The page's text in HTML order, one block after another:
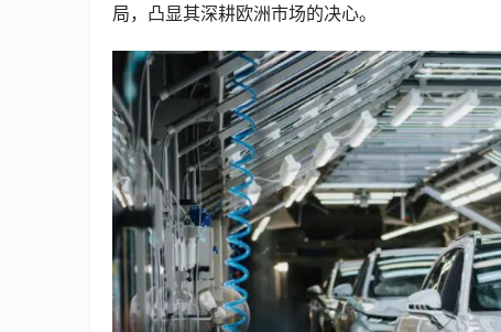
局，凸显其深耕欧洲市场的决心。